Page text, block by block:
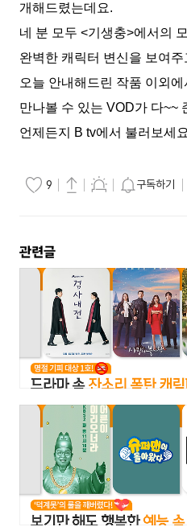
개해드렸는데요.
네 분 모두 <기생충>에서의
완벽한 캐릭터 변신을 보여주
오늘 안내해드린 작품 이외
만나볼 수 있는 VOD가 다~~
언제든지 B tv에서 불러보세
9 구독하기
관련글